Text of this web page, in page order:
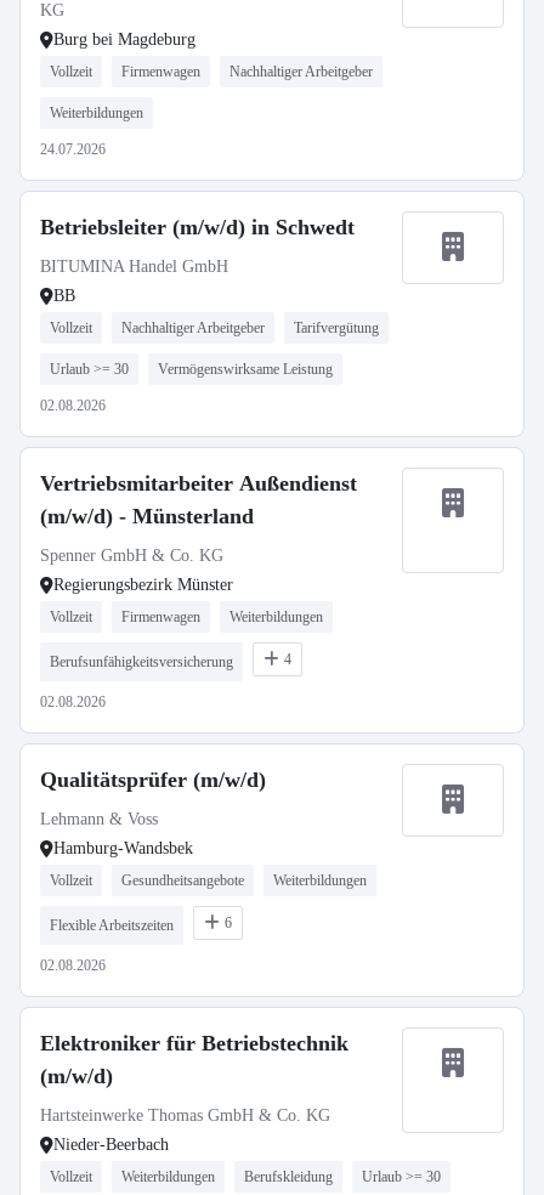
KG
Burg bei Magdeburg
Vollzeit Firmenwagen Nachhaltiger Arbeitgeber
Weiterbildungen
24.07.2026
Betriebsleiter (m/w/d) in Schwedt
BITUMINA Handel GmbH
BB
Vollzeit Nachhaltiger Arbeitgeber Tarifvergütung
Urlaub >= 30 Vermögenswirksame Leistung
02.08.2026
Vertriebsmitarbeiter Außendienst
(m/w/d) - Münsterland
Spenner GmbH & Co. KG
Regierungsbezirk Münster
Vollzeit Firmenwagen Weiterbildungen
Berufsunfähigkeitsversicherung 4
02.08.2026
Qualitätsprüfer (m/w/d)
Lehmann & Voss
Hamburg-Wandsbek
Vollzeit Gesundheitsangebote Weiterbildungen
Flexible Arbeitszeiten 6
02.08.2026
Elektroniker für Betriebstechnik
(m/w/d)
Hartsteinwerke Thomas GmbH & Co. KG
Nieder-Beerbach
Vollzeit Weiterbildungen Berufskleidung Urlaub >= 30